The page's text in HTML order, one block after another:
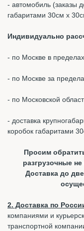
- автомобиль (заказы
габаритами 30см х
Индивидуально
- по Москве в
- по Москве за
- по Московской
- доставка
коробок габаритами
Просим
разгрузочные
Доставка до
2. Доставка по
компаниями и
транспортной